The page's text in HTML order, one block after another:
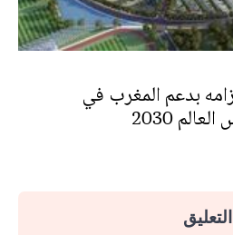
بدعم المغرب في
2030